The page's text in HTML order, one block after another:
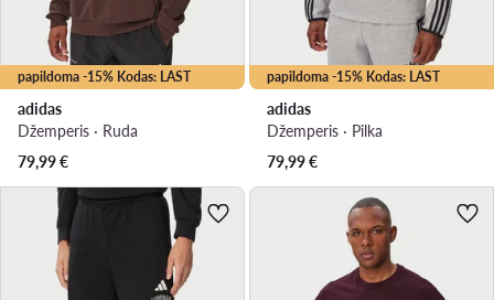
papildoma -15% Kodas: LAST
adidas
Džemperis · Ruda
79,99€
papildoma -15% Kodas: LAST
adidas
Džemperis · Pilka
79,99€